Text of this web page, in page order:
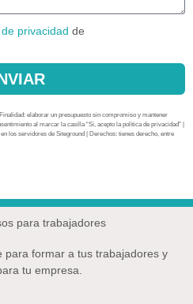
privacidad de
elaborar un presupuesto sin compromiso y mantener
al marcar la casilla “Sí, acepto la política de privacidad” |
los servidores de Siteground | Derechos: tienes derecho, entre
para formar a tus trabajadores y
tu empresa.